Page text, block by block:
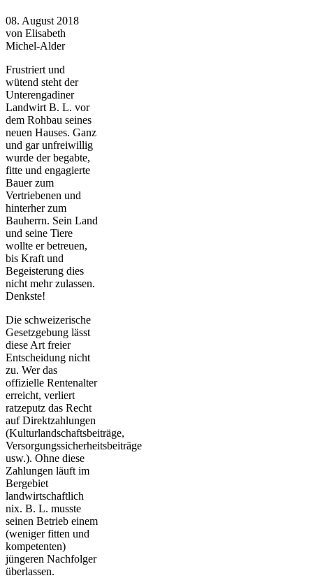
08. August 2018
von Elisabeth
Michel-Alder
Frustriert und
wütend steht der
Unterengadiner
Landwirt B. L. vor
dem Rohbau seines
neuen Hauses. Ganz
und gar unfreiwillig
wurde der begabte,
fitte und engagierte
Bauer zum
Vertriebenen und
hinterher zum
Bauherrn. Sein Land
und seine Tiere
wollte er betreuen,
bis Kraft und
Begeisterung dies
nicht mehr zulassen.
Denkste!
Die schweizerische
Gesetzgebung lässt
diese Art freier
Entscheidung nicht
zu. Wer das
offizielle Rentenalter
erreicht, verliert
ratzeputz das Recht
auf Direktzahlungen
(Kulturlandschaftsbeiträge,
Versorgungssicherheitsbeiträge
usw.). Ohne diese
Zahlungen läuft im
Bergebiet
landwirtschaftlich
nix. B. L. musste
seinen Betrieb einem
(weniger fitten und
kompetenten)
jüngeren Nachfolger
überlassen.